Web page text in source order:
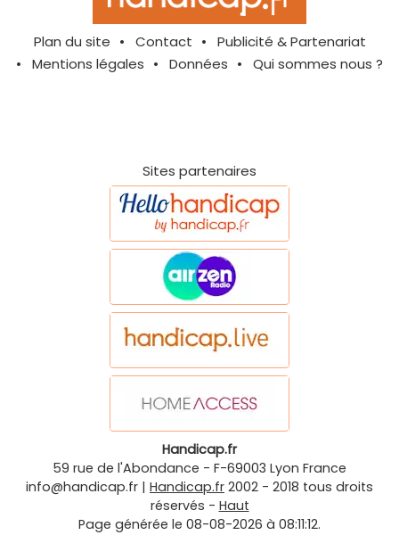
Plan du site Contact
Publicité & Partenariat
Mentions légales
Données Qui sommes nous ?
Sites partenaires
Handicap.fr
59 rue de l'Abondance - F-69003 Lyon France
info@handicap.fr | Handicap.fr 2002 - 2018 tous droits
réservés - Haut
Page générée le 08-08-2026 à 08:11:12.